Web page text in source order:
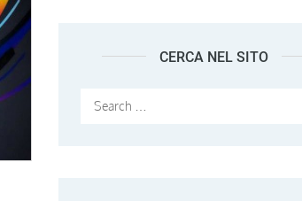
CERCA NEL SITO
Search